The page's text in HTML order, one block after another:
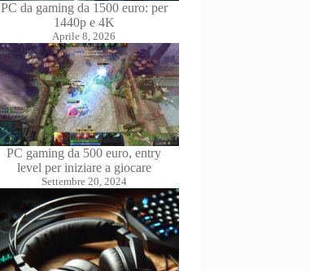
PC da gaming da 1500 euro: per
1440p e 4K
Aprile 8, 2026
PC gaming da 500 euro, entry
level per iniziare a giocare
Settembre 20, 2024